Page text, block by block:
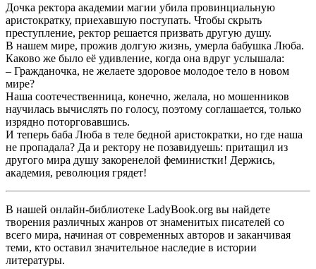
Дочка ректора академии магии убила провинциальную
аристократку, приехавшую поступать. Чтобы скрыть
преступление, ректор решается призвать другую душу.
В нашем мире, прожив долгую жизнь, умерла бабушка Люба.
Каково же было её удивление, когда она вдруг услышала:
– Гражданочка, не желаете здоровое молодое тело в новом
мире?
Наша соотечественница, конечно, желала, но мошенников
научилась вычислять по голосу, поэтому соглашается, только
изрядно поторговавшись.
И теперь баба Люба в теле бедной аристократки, но где наша
не пропадала? Да и ректору не позавидуешь: притащил из
другого мира душу закоренелой феминистки! Держись,
академия, революция грядет!
В нашей онлайн-библиотеке LadyBook.org вы найдете
творения различных жанров от знаменитых писателей со
всего мира, начиная от современных авторов и заканчивая
теми, кто оставил значительное наследие в истории
литературы.